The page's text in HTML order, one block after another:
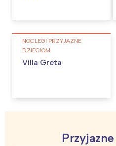
NOCLEGI PRZYJAZNE
DZIECIOM
Villa Greta